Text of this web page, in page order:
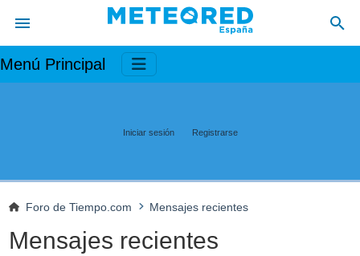
Menú Principal
Iniciar sesión Registrarse
Foro de Tiempo.com Mensajes recientes
Mensajes recientes